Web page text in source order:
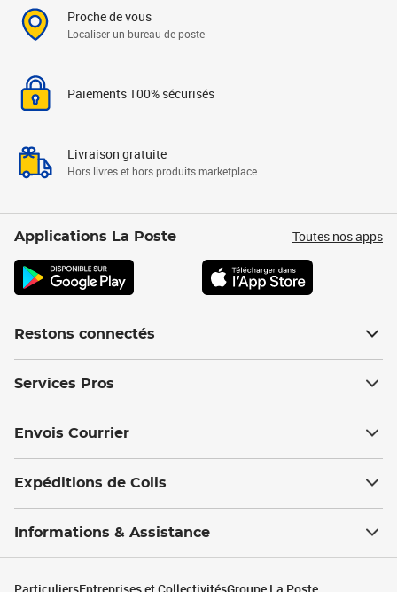
Proche de vous
Localiser un bureau de poste
Paiements 100% sécurisés
Livraison gratuite
Hors livres et hors produits marketplace
Applications La Poste Toutes nos apps
Restons connectés
Services Pros
Envois Courrier
Expéditions de Colis
Informations & Assistance